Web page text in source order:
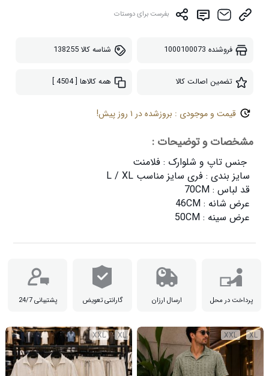
بفرست برای دوستات
فروشنده 1000100073 شناسه کالا138255
تضمین اصالت کالا همه کالاها [ 4504 ]
قیمت و موجودی : بروزشده در ۱ روز پیش!
مشخصات و توضیحات :
عرض سینه : 50CM
پرداخت در محل ارسال ارزان گارانتی تعویض پشتیبانی 24/7
XL
XXL XL
XXL